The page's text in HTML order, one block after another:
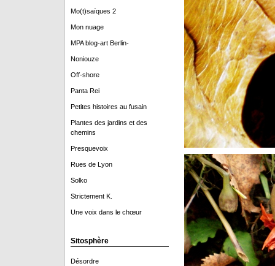
Mo(t)saïques 2
Mon nuage
MPA blog-art Berlin-
Noniouze
Off-shore
Panta Rei
Petites histoires au fusain
Plantes des jardins et des
chemins
Presquevoix
Rues de Lyon
Solko
Strictement K.
Une voix dans le chœur
Sitosphère
Désordre